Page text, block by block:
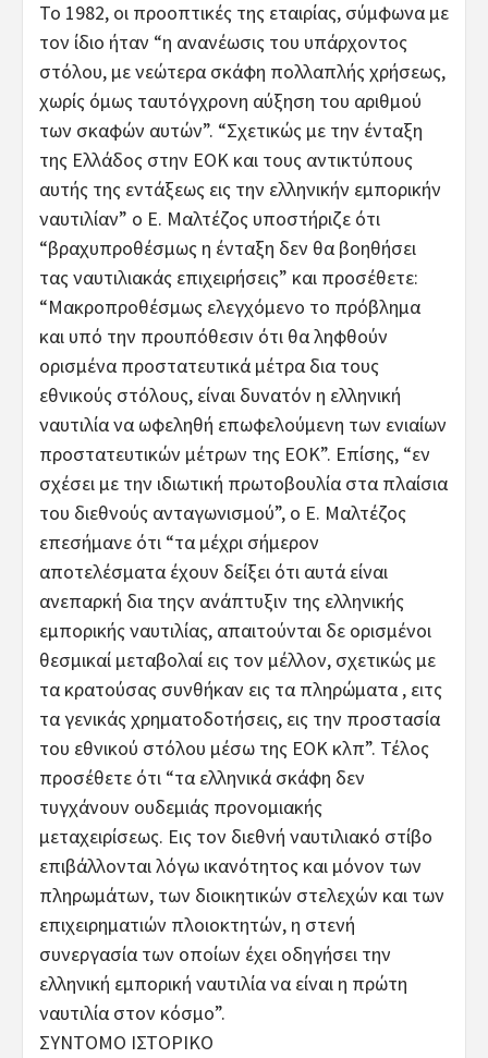
Το 1982, οι προοπτικές της εταιρίας, σύμφωνα με
τον ίδιο ήταν “η ανανέωσις του υπάρχοντος
στόλου, με νεώτερα σκάφη πολλαπλής χρήσεως,
χωρίς όμως ταυτόγχρονη αύξηση του αριθμού
των σκαφών αυτών”. “Σχετικώς με την ένταξη
της Ελλάδος στην ΕΟΚ και τους αντικτύπους
αυτής της εντάξεως εις την ελληνικήν εμπορικήν
ναυτιλίαν” ο Ε. Μαλτέζος υποστήριζε ότι
“βραχυπροθέσμως η ένταξη δεν θα βοηθήσει
τας ναυτιλιακάς επιχειρήσεις” και προσέθετε:
“Μακροπροθέσμως ελεγχόμενο το πρόβλημα
και υπό την προυπόθεσιν ότι θα ληφθούν
ορισμένα προστατευτικά μέτρα δια τους
εθνικούς στόλους, είναι δυνατόν η ελληνική
ναυτιλία να ωφεληθή επωφελούμενη των ενιαίων
προστατευτικών μέτρων της ΕΟΚ”. Επίσης, “εν
σχέσει με την ιδιωτική πρωτοβουλία στα πλαίσια
του διεθνούς ανταγωνισμού”, ο Ε. Μαλτέζος
επεσήμανε ότι “τα μέχρι σήμερον
αποτελέσματα έχουν δείξει ότι αυτά είναι
ανεπαρκή δια τηςν ανάπτυξιν της ελληνικής
εμπορικής ναυτιλίας, απαιτούνται δε ορισμένοι
θεσμικαί μεταβολαί εις τον μέλλον, σχετικώς με
τα κρατούσας συνθήκαν εις τα πληρώματα , ειτς
τα γενικάς χρηματοδοτήσεις, εις την προστασία
του εθνικού στόλου μέσω της ΕΟΚ κλπ”. Τέλος
προσέθετε ότι “τα ελληνικά σκάφη δεν
τυγχάνουν ουδεμιάς προνομιακής
μεταχειρίσεως. Εις τον διεθνή ναυτιλιακό στίβο
επιβάλλονται λόγω ικανότητος και μόνον των
πληρωμάτων, των διοικητικών στελεχών και των
επιχειρηματιών πλοιοκτητών, η στενή
συνεργασία των οποίων έχει οδηγήσει την
ελληνική εμπορική ναυτιλία να είναι η πρώτη
ναυτιλία στον κόσμο”.
ΣΥΝΤΟΜΟ ΙΣΤΟΡΙΚΟ